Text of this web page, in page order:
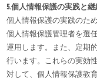
5.個人情報保護の実践と
個人情報保護の実践のた
個人情報保護管理者を選
運用します。また、定期
行います。これらの実効
対して、個人情報保護教